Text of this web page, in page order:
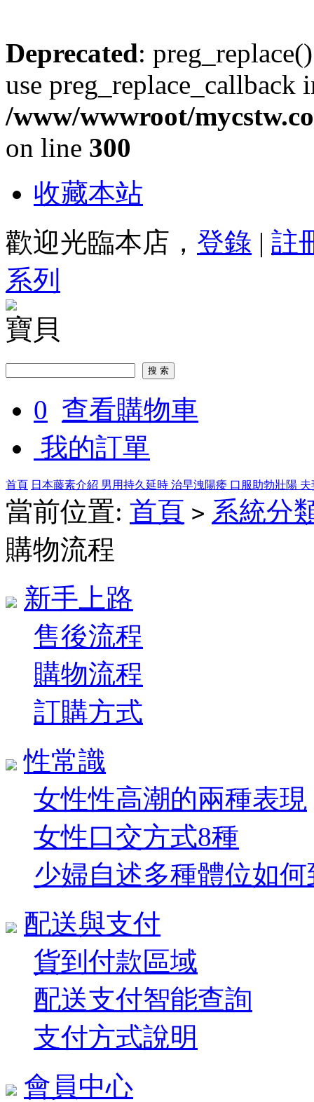
Deprecated:
use preg_replace_callback
/www/wwwroot/
on line 300
收藏本站
歡迎光臨本店， 登錄 | 註
系列
寶貝
0 查看購物車
我的訂單
首頁 日本藤素介紹 男用持久延時 治早洩陽痿 口服助勃壯陽
當前位置: 首頁 > 系統分
購物流程
新手上路
售後流程
購物流程
訂購方式
性常識
女性性高潮的兩種表現
女性口交方式8種
少婦自述多種體位如
配送與支付
貨到付款區域
配送支付智能查詢
支付方式說明
會員中心